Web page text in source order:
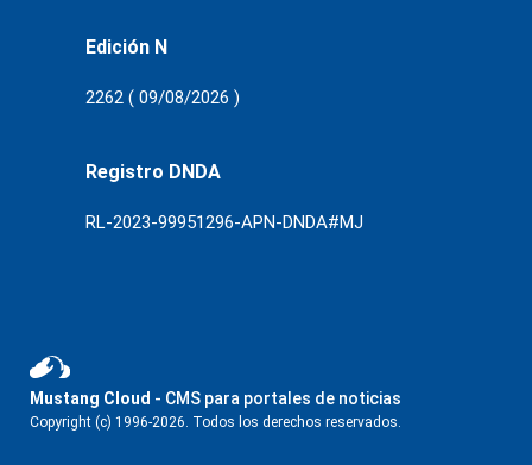
Edición N
2262 ( 09/08/2026 )
Registro DNDA
RL-2023-99951296-APN-DNDA#MJ
Mustang Cloud - CMS para portales de noticias
Copyright (c) 1996-2026. Todos los derechos reservados.